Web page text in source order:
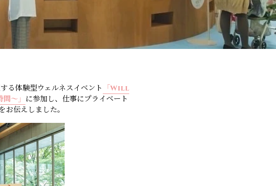
る体験型ウェルネスイベント
「Will
～」 に参加し、仕事にプライベート
伝えしました。